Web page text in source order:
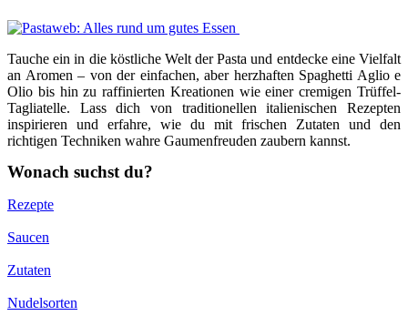
Tauche ein in die köstliche Welt der Pasta und entdecke eine Vielfalt
an Aromen – von der einfachen, aber herzhaften Spaghetti Aglio e
Olio bis hin zu raffinierten Kreationen wie einer cremigen Trüffel-
Tagliatelle. Lass dich von traditionellen italienischen Rezepten
inspirieren und erfahre, wie du mit frischen Zutaten und den
richtigen Techniken wahre Gaumenfreuden zaubern kannst.
Wonach suchst du?
Rezepte
Saucen
Zutaten
Nudelsorten